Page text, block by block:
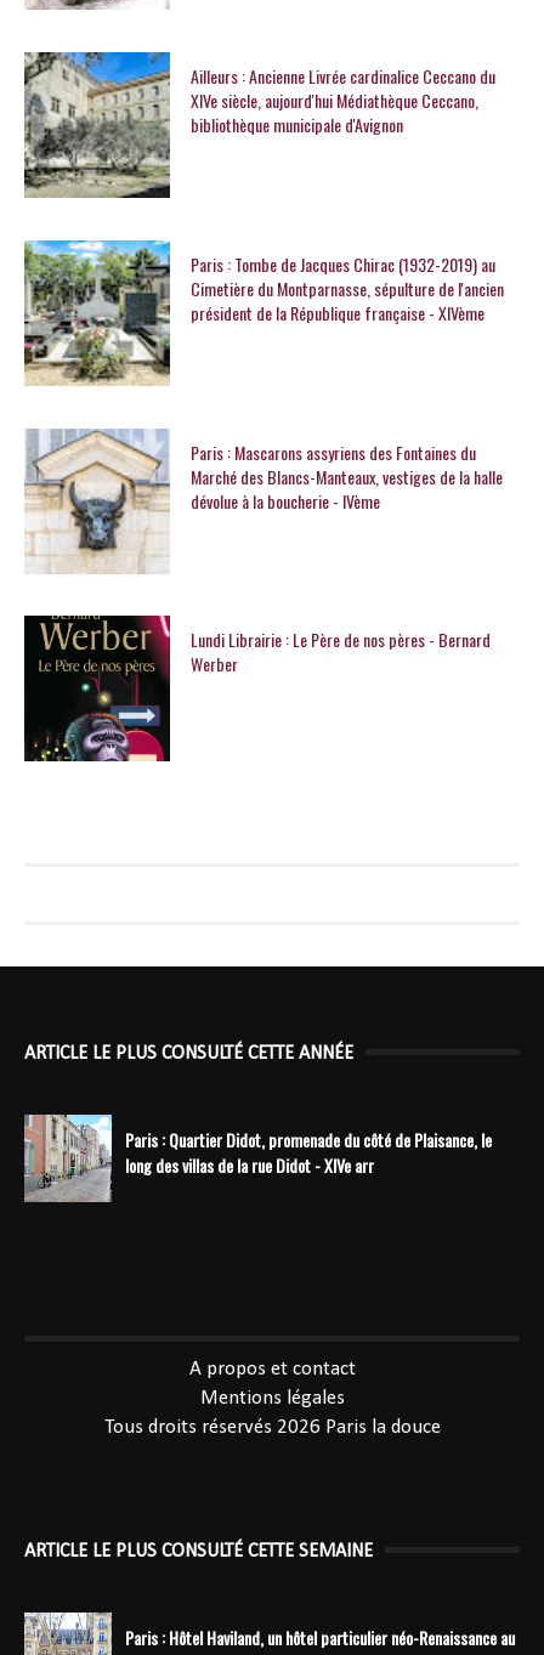
Ailleurs : Ancienne Livrée cardinalice Ceccano du
XIVe siècle, aujourd'hui Médiathèque Ceccano,
bibliothèque municipale d'Avignon
Paris : Tombe de Jacques Chirac (1932-2019) au
Cimetière du Montparnasse, sépulture de l'ancien
président de la République française - XIVème
Paris : Mascarons assyriens des Fontaines du
Marché des Blancs-Manteaux, vestiges de la halle
dévolue à la boucherie - IVème
Lundi Librairie : Le Père de nos pères - Bernard
Werber
ARTICLE LE PLUS CONSULTÉ CETTE ANNÉE
Paris : Quartier Didot, promenade du côté de Plaisance, le
long des villas de la rue Didot - XIVe arr
A propos et contact
Mentions légales
Tous droits réservés 2026 Paris la douce
ARTICLE LE PLUS CONSULTÉ CETTE SEMAINE
Paris : Hôtel Haviland, un hôtel particulier néo-Renaissance au